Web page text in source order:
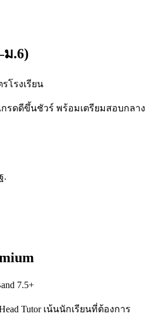
ม.6)
โรงเรียน
กรดดีขึ้นชัวร์ พร้อมเตรียมสอบกลาง
.
7.5+
Tutor เน้นนักเรียนที่ต้องการ